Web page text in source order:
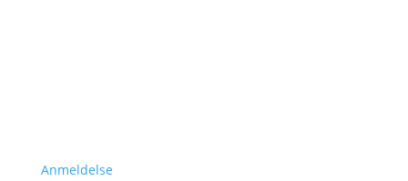
Anmeldelse